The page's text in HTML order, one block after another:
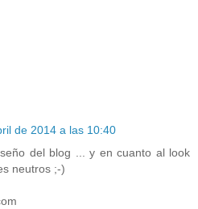
de 2014 a las 10:40
del blog ... y en cuanto al look
neutros ;-)